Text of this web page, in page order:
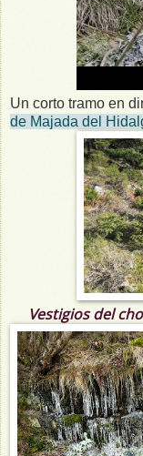
Un corto tramo en
de Majada del
Vestigios del